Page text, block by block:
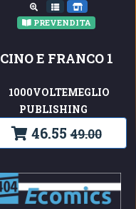
PREVENDITA
CINO E FRANCO 1
1000VOLTEMEGLIO
PUBLISHING
46.55 49.00